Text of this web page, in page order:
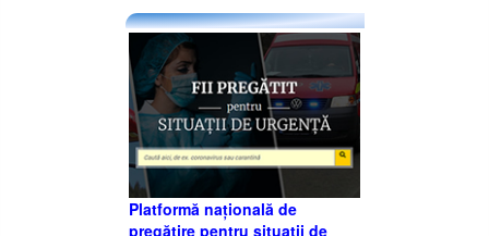
Platformă națională de
pregătire pentru situații de